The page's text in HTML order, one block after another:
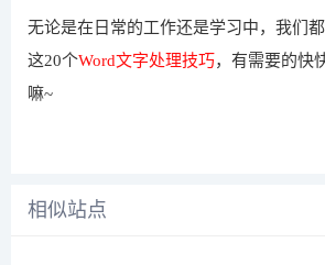
无论是在日常的工作还是学习中，我们都
这20个Word文字处理技巧，有需要的快
嘛~
相似站点